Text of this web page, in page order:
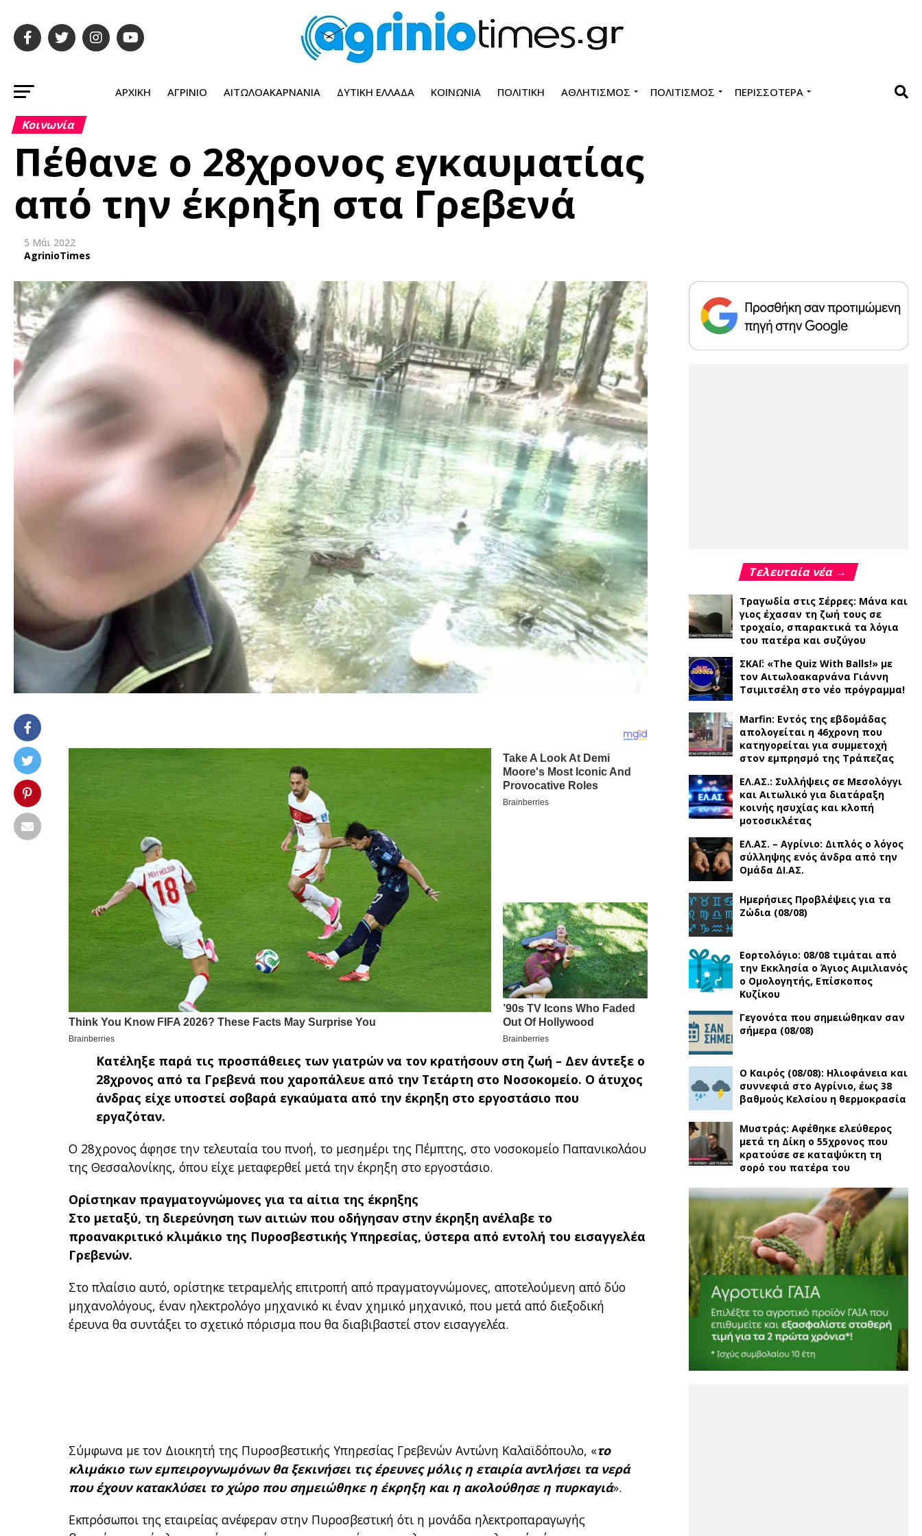
ΑΡΧΙΚΉ ΑΓΡΊΝΙΟ ΑΙΤΩΛΟΑΚΑΡΝΑΝΊΑ ΔΥΤΙΚΉ ΕΛΛΆΔΑ ΚΟΙΝΩΝΊΑ ΠΟΛΙΤΙΚΉ ΑΘΛΗΤΙΣΜΌΣ ΠΟΛΙΤΙΣΜΌΣ ΠΕΡΙΣΣΌΤΕΡΑ
Κοινωνία
Πέθανε ο 28χρονος εγκαυματίας
από την έκρηξη στα Γρεβενά
5 Μάι 2022
AgrinioTimes
Κατέληξε παρά τις προσπάθειες των γιατρών να τον κρατήσουν στη ζωή – Δεν άντεξε ο
28χρονος από τα Γρεβενά που χαροπάλευε από την Τετάρτη στο Νοσοκομείο. Ο άτυχος
άνδρας είχε υποστεί σοβαρά εγκαύματα από την έκρηξη στο εργοστάσιο που
εργαζόταν.
Ο 28χρονος άφησε την τελευταία του πνοή, το μεσημέρι της Πέμπτης, στο νοσοκομείο Παπανικολάου
της Θεσσαλονίκης, όπου είχε μεταφερθεί μετά την έκρηξη στο εργοστάσιο.
Ορίστηκαν πραγματογνώμονες για τα αίτια της έκρηξης
Στο μεταξύ, τη διερεύνηση των αιτιών που οδήγησαν στην έκρηξη ανέλαβε το
προανακριτικό κλιμάκιο της Πυροσβεστικής Υπηρεσίας, ύστερα από εντολή του εισαγγελέα
Γρεβενών.
Στο πλαίσιο αυτό, ορίστηκε τετραμελής επιτροπή από πραγματογνώμονες, αποτελούμενη από δύο
μηχανολόγους, έναν ηλεκτρολόγο μηχανικό κι έναν χημικό μηχανικό, που μετά από διεξοδική
έρευνα θα συντάξει το σχετικό πόρισμα που θα διαβιβαστεί στον εισαγγελέα.
Σύμφωνα με τον Διοικητή της Πυροσβεστικής Υπηρεσίας Γρεβενών Αντώνη Καλαϊδόπουλο, «το
κλιμάκιο των εμπειρογνωμόνων θα ξεκινήσει τις έρευνες μόλις η εταιρία αντλήσει τα νερά
που έχουν κατακλύσει το χώρο που σημειώθηκε η έκρηξη και η ακολούθησε η πυρκαγιά».
Εκπρόσωποι της εταιρείας ανέφεραν στην Πυροσβεστική ότι η μονάδα ηλεκτροπαραγωγής
Τελευταία νέα →
Τραγωδία στις Σέρρες: Μάνα και
γιος έχασαν τη ζωή τους σε
τροχαίο, σπαρακτικά τα λόγια
του πατέρα και συζύγου
ΣΚΑΪ: «The Quiz With Balls!» με
τον Αιτωλοακαρνάνα Γιάννη
Τσιμιτσέλη στο νέο πρόγραμμα!
Marfin: Εντός της εβδομάδας
απολογείται η 46χρονη που
κατηγορείται για συμμετοχή
στον εμπρησμό της Τράπεζας
ΕΛ.ΑΣ.: Συλλήψεις σε Μεσολόγγι
και Αιτωλικό για διατάραξη
κοινής ησυχίας και κλοπή
μοτοσικλέτας
ΕΛ.ΑΣ. – Αγρίνιο: Διπλός ο λόγος
σύλληψης ενός άνδρα από την
Ομάδα ΔΙ.ΑΣ.
Ημερήσιες Προβλέψεις για τα
Ζώδια (08/08)
Εορτολόγιο: 08/08 τιμάται από
την Εκκλησία ο Άγιος Αιμιλιανός
ο Ομολογητής, Eπίσκοπος
Κυζίκου
Γεγονότα που σημειώθηκαν σαν
σήμερα (08/08)
Ο Καιρός (08/08): Ηλιοφάνεια και
συννεφιά στο Αγρίνιο, έως 38
βαθμούς Κελσίου η θερμοκρασία
Μυστράς: Αφέθηκε ελεύθερος
μετά τη Δίκη ο 55χρονος που
κρατούσε σε καταψύκτη τη
σορό του πατέρα του